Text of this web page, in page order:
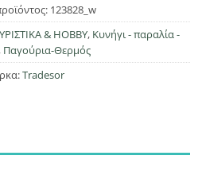
123828_w
& HOBBY, Κυνήγι - παραλία -
Παγούρια-Θερμός
Tradesor